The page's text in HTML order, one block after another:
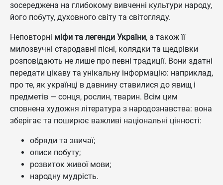
зосереджена на глибокому вивченні культури народу,
його побуту, духовного світу та світогляду.
Неповторні міфи та легенди України, а також її
милозвучні стародавні пісні, колядки та щедрівки
розповідають не лише про певні традиції. Вони здатні
передати цікаву та унікальну інформацію: наприклад,
про те, як українці в давнину ставилися до явищ і
предметів — сонця, рослин, тварин. Всім цим
сповнена художня література з народознавства: вона
зберігає та поширює важливі національні цінності:
обряди та звичаї;
описи побуту;
розвиток живої мови;
народну мудрість.